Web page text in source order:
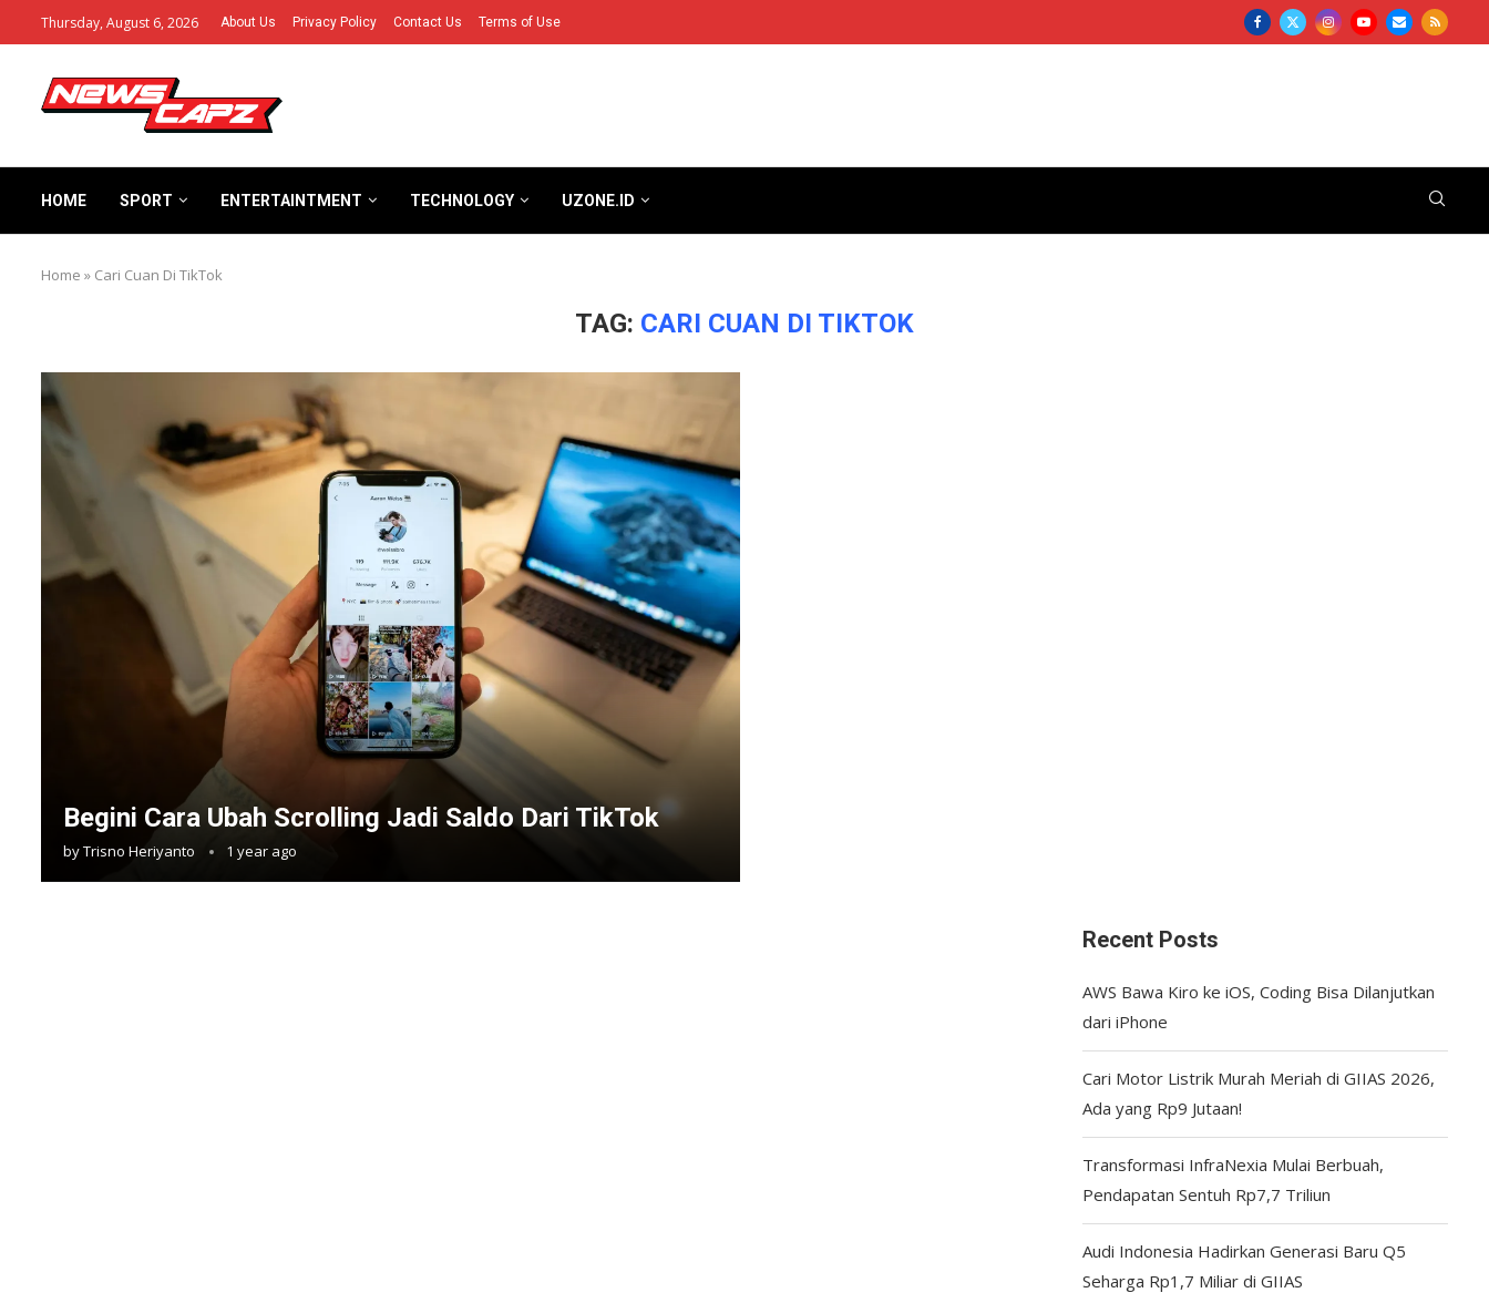
Thursday, August 6, 2026 About Us Privacy Policy Contact Us Terms of Use
HOME SPORT ENTERTAINTMENT TECHNOLOGY UZONE.ID
Home » Cari Cuan Di TikTok
TAG: CARI CUAN DI TIKTOK
Begini Cara Ubah Scrolling Jadi Saldo Dari TikTok
byTrisno Heriyanto 1 year ago
Recent Posts
AWS Bawa Kiro ke iOS, Coding Bisa Dilanjutkan
dari iPhone
Cari Motor Listrik Murah Meriah di GIIAS 2026,
Ada yang Rp9 Jutaan!
Transformasi InfraNexia Mulai Berbuah,
Pendapatan Sentuh Rp7,7 Triliun
Audi Indonesia Hadirkan Generasi Baru Q5
Seharga Rp1,7 Miliar di GIIAS